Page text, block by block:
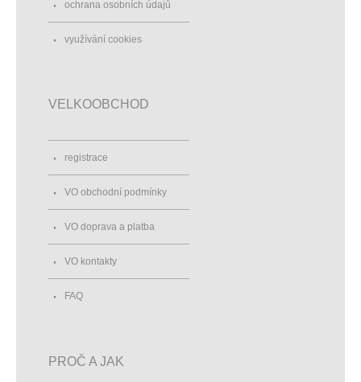
ochrana osobních údajů
využívání cookies
VELKOOBCHOD
registrace
VO obchodní podmínky
VO doprava a platba
VO kontakty
FAQ
PROČ A JAK